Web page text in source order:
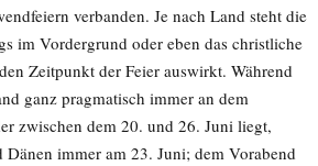
verbanden. Je nach Land steht die
im Vordergrund oder eben das christliche
Zeitpunkt der Feier auswirkt. Während
ganz pragmatisch immer an dem
zwischen dem 20. und 26. Juni liegt,
immer am 23. Juni; dem Vorabend